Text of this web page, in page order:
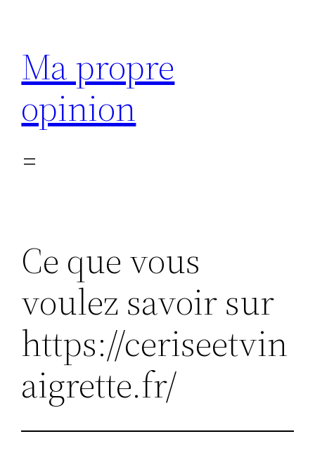
contenu
Ma propre
opinion
Ce que vous
voulez savoir sur
https://ceriseetvin
aigrette.fr/